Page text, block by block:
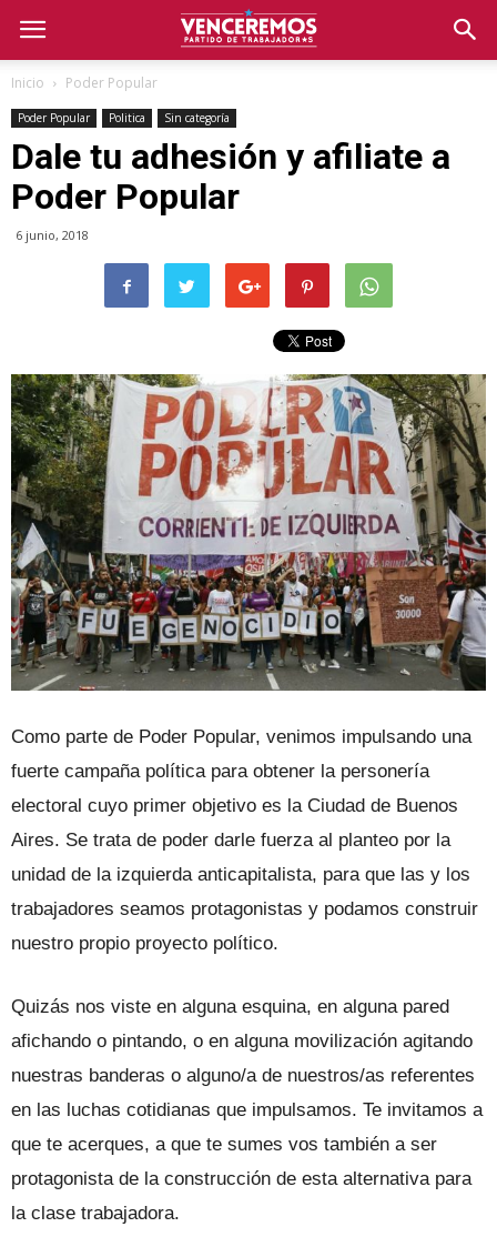
Inicio Poder Popular
Poder Popular Politica Sin categoría
Dale tu adhesión y afiliate a
Poder Popular
6 junio, 2018
Como parte de Poder Popular, venimos impulsando una
fuerte campaña política para obtener la personería
electoral cuyo primer objetivo es la Ciudad de Buenos
Aires. Se trata de poder darle fuerza al planteo por la
unidad de la izquierda anticapitalista, para que las y los
trabajadores seamos protagonistas y podamos construir
nuestro propio proyecto político.
Quizás nos viste en alguna esquina, en alguna pared
afichando o pintando, o en alguna movilización agitando
nuestras banderas o alguno/a de nuestros/as referentes
en las luchas cotidianas que impulsamos. Te invitamos a
que te acerques, a que te sumes vos también a ser
protagonista de la construcción de esta alternativa para
la clase trabajadora.